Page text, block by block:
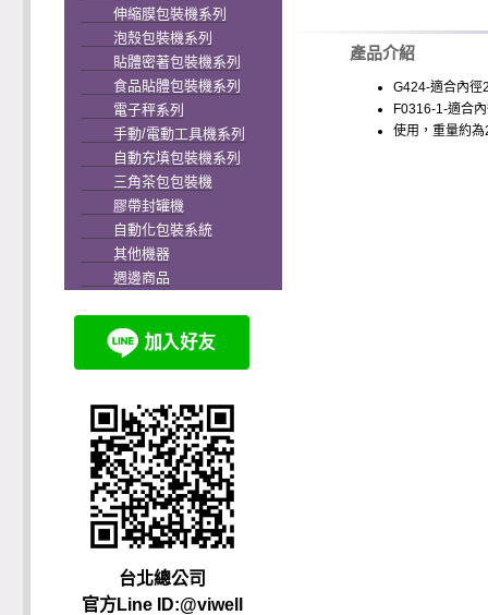
伸縮膜包裝機系列
泡殼包裝機系列
貼體密著包裝機系列
食品貼體包裝機系列
電子秤系列
手動/電動工具機系列
自動充填包裝機系列
三角茶包包裝機
膠帶封罐機
自動化包裝系統
其他機器
週邊商品
台北總公司
官方Line ID:@viwell
產品介紹
G424-適合內
F0316-1-適合
使用，重量約